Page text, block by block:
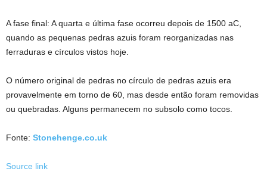
A fase final: A quarta e última fase ocorreu depois de 1500 aC,
quando as pequenas pedras azuis foram reorganizadas nas
ferraduras e círculos vistos hoje.
O número original de pedras no círculo de pedras azuis era
provavelmente em torno de 60, mas desde então foram removidas
ou quebradas. Alguns permanecem no subsolo como tocos.
Fonte: Stonehenge.co.uk
Source link